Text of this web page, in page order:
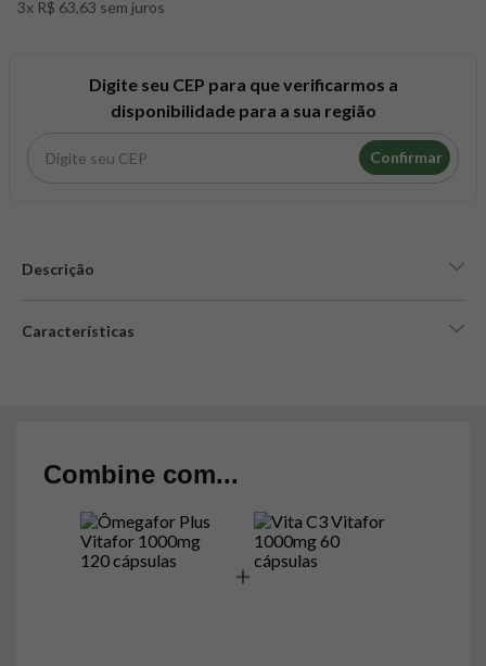
3x R$ 63,63 sem juros
Digite seu CEP para que verificarmos a
disponibilidade para a sua região
Confirmar
Descrição
Características
Combine com...
8º snack proteico mundo verde